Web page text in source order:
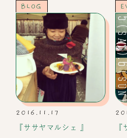
BLOG
2016.11.17
『ササヤマルシェ 』 『